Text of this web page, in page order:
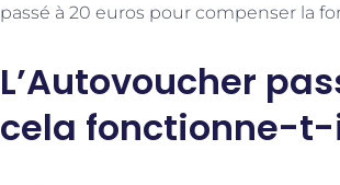
passé à 20 euros pour compenser la
L’Autovoucher
cela fonctionne-t-